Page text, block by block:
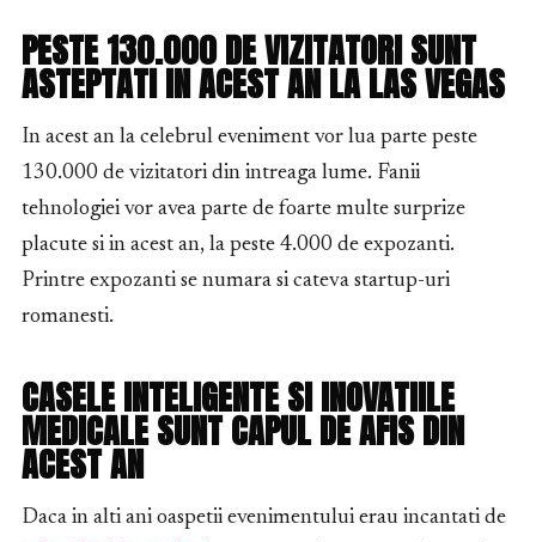
PESTE 130.000 DE VIZITATORI SUNT
ASTEPTATI IN ACEST AN LA LAS VEGAS
In acest an la celebrul eveniment vor lua parte peste
130.000 de vizitatori din intreaga lume. Fanii
tehnologiei vor avea parte de foarte multe surprize
placute si in acest an, la peste 4.000 de expozanti.
Printre expozanti se numara si cateva startup-uri
romanesti.
CASELE INTELIGENTE SI INOVATIILE
MEDICALE SUNT CAPUL DE AFIS DIN
ACEST AN
Daca in alti ani oaspetii evenimentului erau incantati de